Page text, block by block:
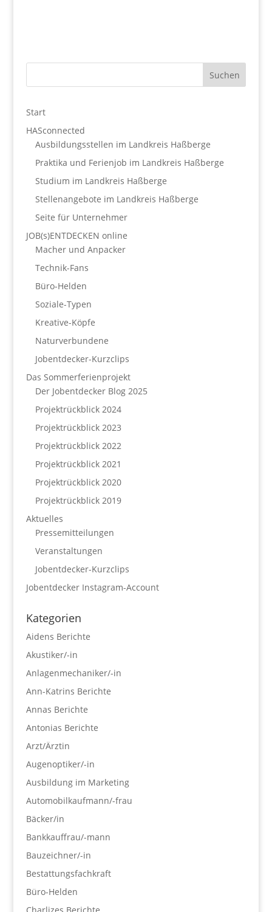
Start
HASconnected
Ausbildungsstellen im Landkreis Haßberge
Praktika und Ferienjob im Landkreis Haßberge
Studium im Landkreis Haßberge
Stellenangebote im Landkreis Haßberge
Seite für Unternehmer
JOB(s)ENTDECKEN online
Macher und Anpacker
Technik-Fans
Büro-Helden
Soziale-Typen
Kreative-Köpfe
Naturverbundene
Jobentdecker-Kurzclips
Das Sommerferienprojekt
Der Jobentdecker Blog 2025
Projektrückblick 2024
Projektrückblick 2023
Projektrückblick 2022
Projektrückblick 2021
Projektrückblick 2020
Projektrückblick 2019
Aktuelles
Pressemitteilungen
Veranstaltungen
Jobentdecker-Kurzclips
Jobentdecker Instagram-Account
Kategorien
Aidens Berichte
Akustiker/-in
Anlagenmechaniker/-in
Ann-Katrins Berichte
Annas Berichte
Antonias Berichte
Arzt/Ärztin
Augenoptiker/-in
Ausbildung im Marketing
Automobilkaufmann/-frau
Bäcker/in
Bankkauffrau/-mann
Bauzeichner/-in
Bestattungsfachkraft
Büro-Helden